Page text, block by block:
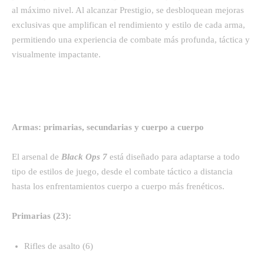
al máximo nivel. Al alcanzar Prestigio, se desbloquean mejoras
exclusivas que amplifican el rendimiento y estilo de cada arma,
permitiendo una experiencia de combate más profunda, táctica y
visualmente impactante.
Armas: primarias, secundarias y cuerpo a cuerpo
El arsenal de Black Ops 7 está diseñado para adaptarse a todo
tipo de estilos de juego, desde el combate táctico a distancia
hasta los enfrentamientos cuerpo a cuerpo más frenéticos.
Primarias (23):
Rifles de asalto (6)